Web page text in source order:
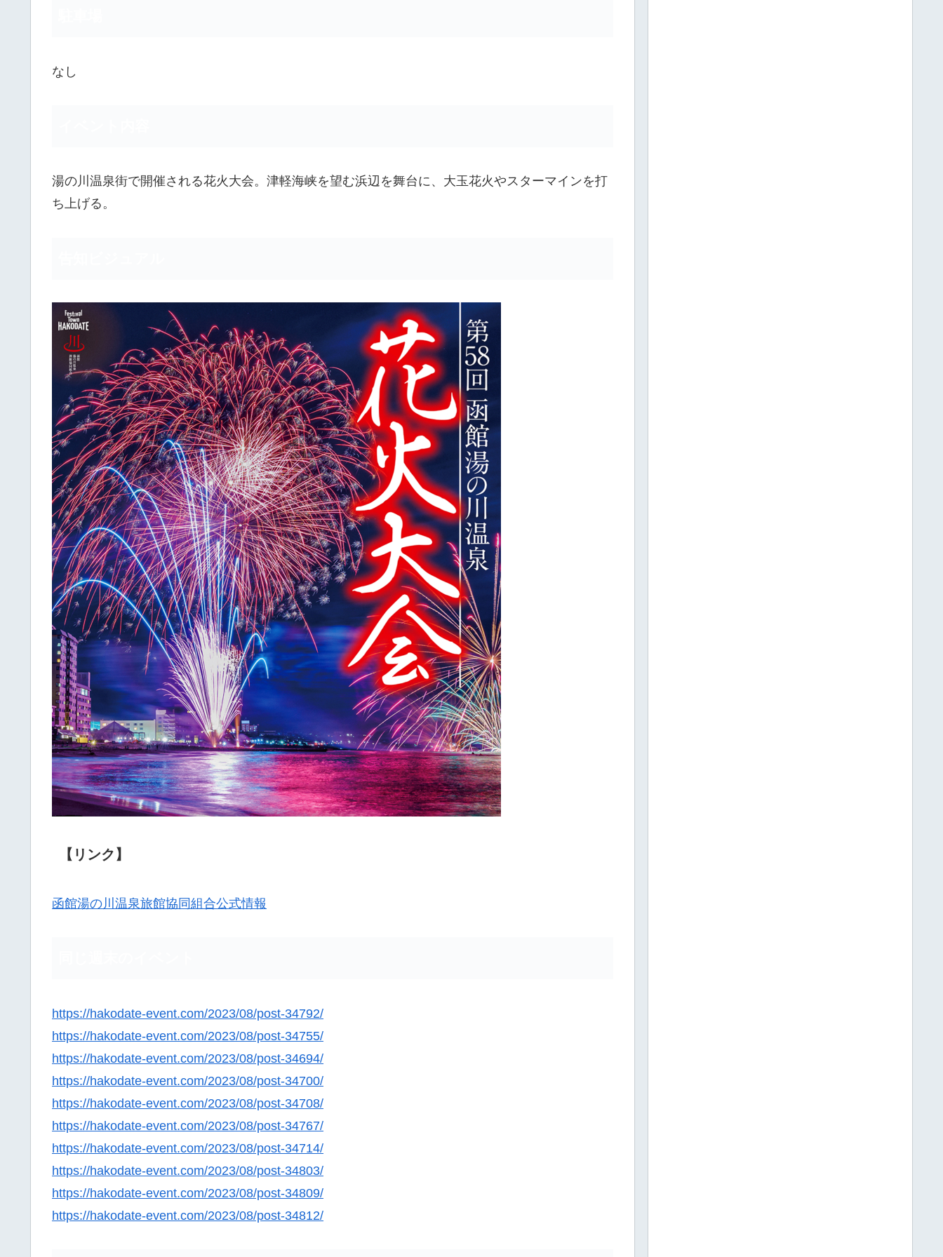
なし
湯の川温泉街で開催される花火大会。津軽海峡を望む浜辺を舞台に、大玉花火やスターマインを打
ち上げる。
【リンク】
函館湯の川温泉旅館協同組合公式情報
https://hakodate-event.com/2023/08/post-34792/
https://hakodate-event.com/2023/08/post-34755/
https://hakodate-event.com/2023/08/post-34694/
https://hakodate-event.com/2023/08/post-34700/
https://hakodate-event.com/2023/08/post-34708/
https://hakodate-event.com/2023/08/post-34767/
https://hakodate-event.com/2023/08/post-34714/
https://hakodate-event.com/2023/08/post-34803/
https://hakodate-event.com/2023/08/post-34809/
https://hakodate-event.com/2023/08/post-34812/